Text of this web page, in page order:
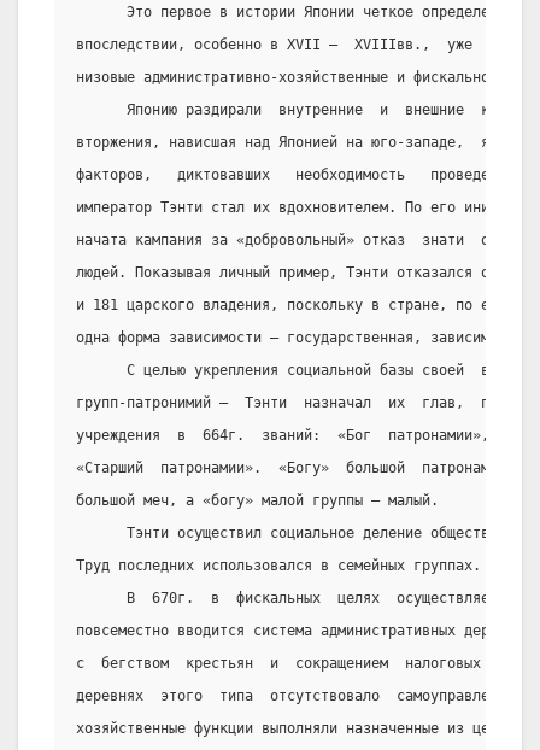
Это первое в истории Японии четкое определение
впоследствии, особенно в XVII –  XVIIIвв.,  уже  стали
низовые административно-хозяйственные и фискально-
Японию раздирали  внутренние  и  внешние
вторжения, нависшая над Японией на юго-западе,
факторов,   диктовавших   необходимость   проведения
император Тэнти стал их вдохновителем. По его
начата кампания за «добровольный» отказ  знати  от
людей. Показывая личный пример, Тэнти отказался от 542
и 181 царского владения, поскольку в стране, по его
одна форма зависимости – государственная, зависимость
С целью укрепления социальной базы своей  власти
групп-патронимий –  Тэнти  назначал  их  глав,
учреждения  в  664г.  званий:  «Бог  патронамии»,
«Старший  патронамии».  «Богу»  большой
большой меч, а «богу» малой группы – малый.
Тэнти осуществил социальное деление общества  на
Труд последних использовался в семейных группах.
В  670г.  в  фискальных  целях  осуществляется
повсеместно вводится система административных
с  бегством  крестьян  и  сокращением  налоговых
деревнях  этого  типа  отсутствовало  самоуправление,
хозяйственные функции выполняли назначенные из центра